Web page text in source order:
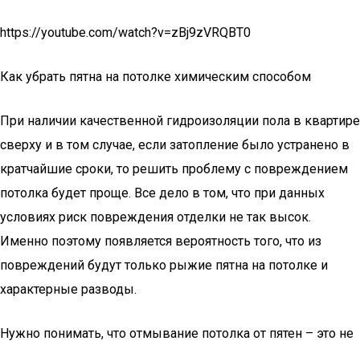
https://youtube.com/watch?v=zBj9zVRQBT0
Как убрать пятна на потолке химическим способом
При наличии качественной гидроизоляции пола в квартире
сверху и в том случае, если затопление было устранено в
кратчайшие сроки, то решить проблему с повреждением
потолка будет проще. Все дело в том, что при данных
условиях риск повреждения отделки не так высок.
Именно поэтому появляется вероятность того, что из
повреждений будут только рыжие пятна на потолке и
характерные разводы.
Нужно понимать, что отмывание потолка от пятен – это не